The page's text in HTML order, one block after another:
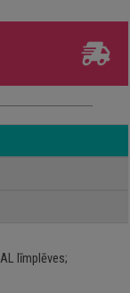
līmplēves;